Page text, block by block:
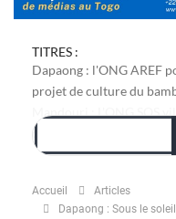
TITRES :
Dapaong : l'ONG AREF
projet de culture du
Accueil
Articles
Dapaong : Sous le